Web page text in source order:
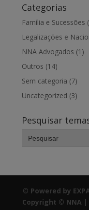
Categorias
Família e Sucessões
Legalizações e
NNA Advogados (1)
Outros (14)
Sem categoria (7)
Uncategorized (3)
Pesquisar
Search
for:
© Powered by
Copyright © NNA |